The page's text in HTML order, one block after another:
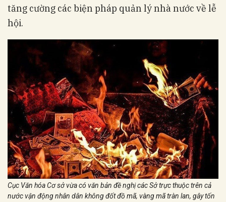
tăng cường các biện pháp quản lý nhà nước về lễ
hội.
Cục Văn hóa Cơ sở vừa có văn bản đề nghị các Sở trực thuộc trên cả
nước vận động nhân dân không đốt đồ mã, vàng mã tràn lan, gây tốn